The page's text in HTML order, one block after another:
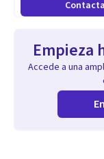
forma sencilla,
aprendiendo y
Empieza
Accede a una